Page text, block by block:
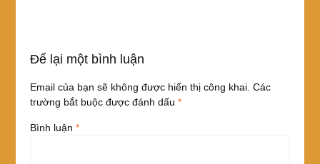
Để lại một bình luận
Email của bạn sẽ không được hiển thị công khai. Các
trường bắt buộc được đánh dấu *
Bình luận *